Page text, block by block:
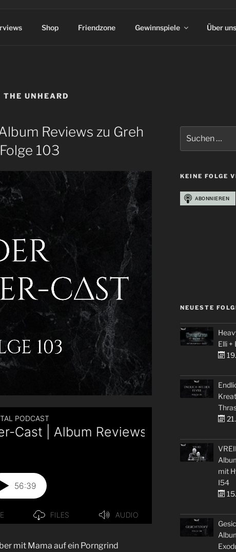
Shop Friendzone Gewinnspiele Über uns
THE UNHEARD
Reviews zu Greh
103
mit Mama auf ein Porngrind
nach:
KEINE FOLGE
NEUESTE
Elli +
mit
I54